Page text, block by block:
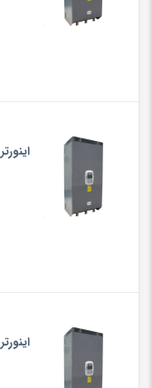
اینورتر SANTERNO مدل SINUS PENTA 0040 4T
اینورتر SANTERNO مدل SINUS PENTA 0049 4T